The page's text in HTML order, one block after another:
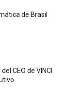
de Brasil
CEO de VINCI